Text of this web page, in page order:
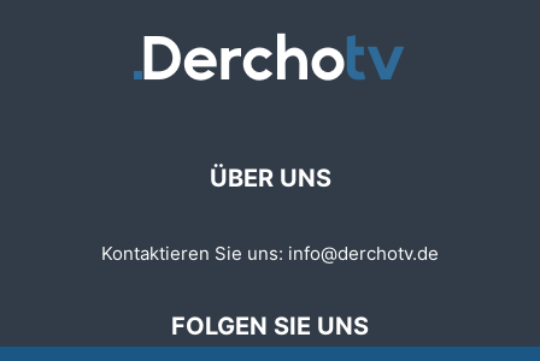
ÜBER UNS
Kontaktieren Sie uns: info@derchotv.de
FOLGEN SIE UNS